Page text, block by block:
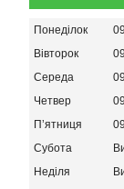
Понеділок
Вівторок
Середа
Четвер
Пʼятниця
Субота
Неділя